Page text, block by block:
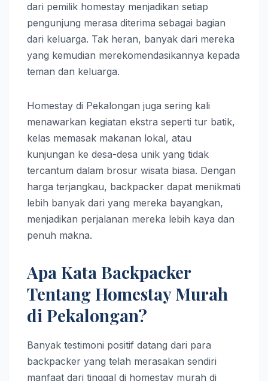
dari pemilik homestay menjadikan setiap
pengunjung merasa diterima sebagai bagian
dari keluarga. Tak heran, banyak dari mereka
yang kemudian merekomendasikannya kepada
teman dan keluarga.
Homestay di Pekalongan juga sering kali
menawarkan kegiatan ekstra seperti tur batik,
kelas memasak makanan lokal, atau
kunjungan ke desa-desa unik yang tidak
tercantum dalam brosur wisata biasa. Dengan
harga terjangkau, backpacker dapat menikmati
lebih banyak dari yang mereka bayangkan,
menjadikan perjalanan mereka lebih kaya dan
penuh makna.
Apa Kata Backpacker
Tentang Homestay Murah
di Pekalongan?
Banyak testimoni positif datang dari para
backpacker yang telah merasakan sendiri
manfaat dari tinggal di homestay murah di